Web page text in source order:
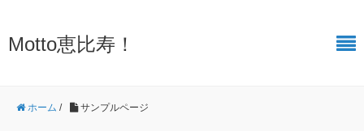
Motto恵比寿！
ホーム / サンプルページ